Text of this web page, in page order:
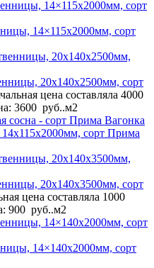
14×115x2000мм, сорт
20x140x2500мм, сорт
цена составляла 4000
3600 руб..м2
Вагонка
сорт Прима
20x140x3500мм, сорт
цена составляла 1000
900 руб..м2
14×140x2000мм, сорт